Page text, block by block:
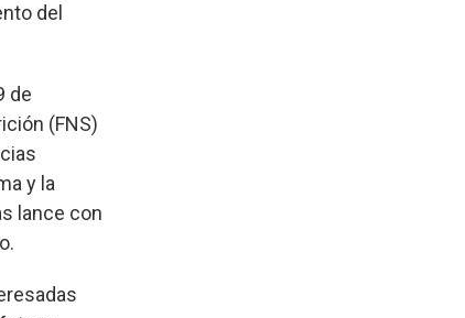
del
de
(FNS)
y la
lance con